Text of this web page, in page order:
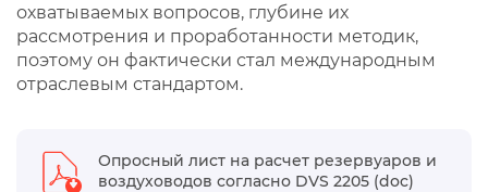
охватываемых вопросов, глубине их
рассмотрения и проработанности методик,
поэтому он фактически стал международным
отраслевым стандартом.
Опросный лист на расчет резервуаров и
воздуховодов согласно DVS 2205 (doc)